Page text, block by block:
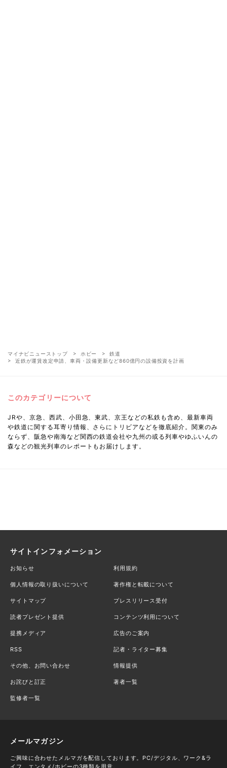
マイナビニューストップ ホビー
鉄道
近鉄が運賃改定申請、車両・設備更新など860億円の設備投資を計画
このカテゴリーについて
JRや、京急、西武、小田急、東武、京王などの私鉄も含め、最新車両
や鉄道に関する耳寄り情報、さらにトリビアなどを徹底紹介。関東のみ
ならず、阪急や南海など関西の鉄道会社や九州の或る列車やゆふいんの
森などの観光列車のレポートもお届けします。
サイトインフォメーション
お知らせ 利用規約
個人情報の取り扱いについて 著作権と転載について
サイトマップ プレスリリース受付
読者プレゼント提供 コンテンツ利用について
提携メディア 広告のご案内
RSS 記者・ライター募集
その他、お問い合わせ 情報提供
お詫びと訂正 著者一覧
監修者一覧
メールマガジン
ご興味に合わせたメルマガを配信しております。PC/デジタル、ワーク&ラ